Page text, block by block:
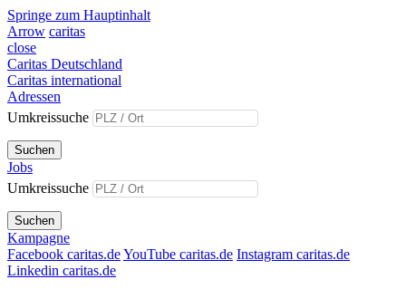
Springe zum Hauptinhalt
Arrow caritas
close
Caritas Deutschland
Caritas international
Adressen
Umkreissuche
Suchen
Jobs
Umkreissuche
Suchen
Kampagne
Facebook caritas.deYouTube caritas.de Instagram caritas.de
Linkedin caritas.de